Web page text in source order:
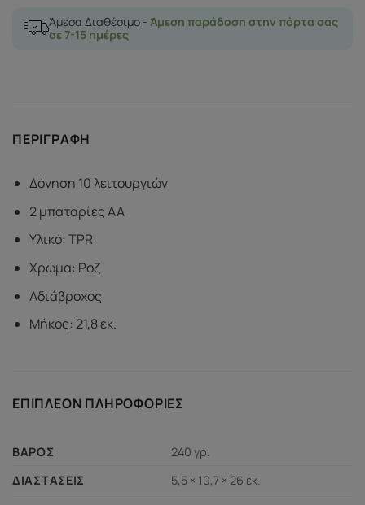
Άμεσα Διαθέσιμο - Άμεση παράδοση στην πόρτα σας
σε 7-15 ημέρες
ΠΕΡΙΓΡΑΦΉ
Δόνηση 10 λειτουργιών
2 μπαταρίες AA
Υλικό: TPR
Χρώμα: Ροζ
Αδιάβροχος
Μήκος: 21,8 εκ.
ΕΠΙΠΛΈΟΝ ΠΛΗΡΟΦΟΡΊΕΣ
ΒΆΡΟΣ
240 γρ.
ΔΙΑΣΤΆΣΕΙΣ
5,5 × 10,7 × 26 εκ.